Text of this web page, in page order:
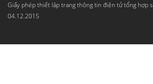
Giấy phép thiết lập trang thông tin điện tử tổng hợp
04.12.2015